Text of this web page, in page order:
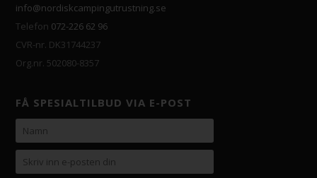
info@nordiskcampingutrustning.se
Telefon 072-226 62 96
CVR-nr. DK31744237
Org.nr. 502080-8357
FÅ SPESIALTILBUD VIA E-POST